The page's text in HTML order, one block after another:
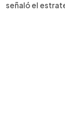
señaló el